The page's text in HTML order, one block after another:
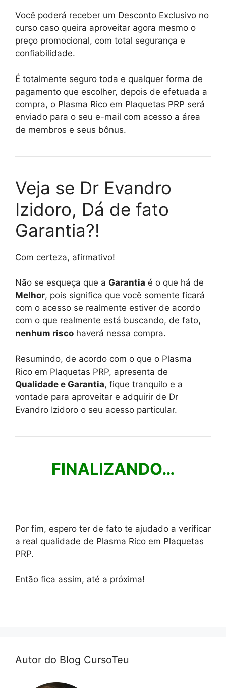
Você poderá receber um Desconto Exclusivo no
curso caso queira aproveitar agora mesmo o
preço promocional, com total segurança e
confiabilidade.
É totalmente seguro toda e qualquer forma de
pagamento que escolher, depois de efetuada a
compra, o Plasma Rico em Plaquetas PRP será
enviado para o seu e-mail com acesso a área
de membros e seus bônus.
Veja se Dr Evandro
Izidoro, Dá de fato
Garantia?!
Com certeza, afirmativo!
Não se esqueça que a Garantia é o que há de
Melhor, pois significa que você somente ficará
com o acesso se realmente estiver de acordo
com o que realmente está buscando, de fato,
nenhum risco haverá nessa compra.
Resumindo, de acordo com o que o Plasma
Rico em Plaquetas PRP, apresenta de
Qualidade e Garantia, fique tranquilo e a
vontade para aproveitar e adquirir de Dr
Evandro Izidoro o seu acesso particular.
FINALIZANDO…
Por fim, espero ter de fato te ajudado a verificar
a real qualidade de Plasma Rico em Plaquetas
PRP.
Então fica assim, até a próxima!
Autor do Blog CursoTeu